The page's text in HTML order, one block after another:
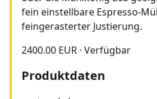
2400.00 EUR · Verfügbar
Produktdaten